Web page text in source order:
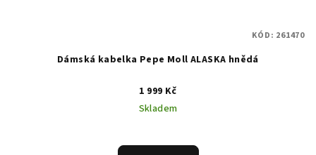
Dámská kabelka Pepe Moll ALASKA hnědá
1 999 Kč
Skladem
KÓD: 261470